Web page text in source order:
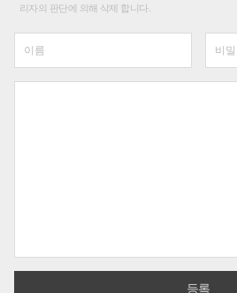
리자의 판단에 의해 삭제 합니다.